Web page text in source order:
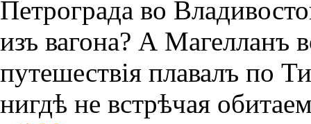
Петрограда во
изъ вагона? А Магелланъ
путешествiя плавалъ по
нигдѣ не встрѣчая